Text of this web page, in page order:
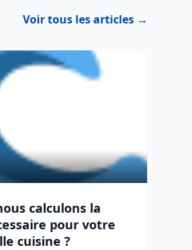
Voir tous les articles →
calculons la
pour votre
cuisine ?